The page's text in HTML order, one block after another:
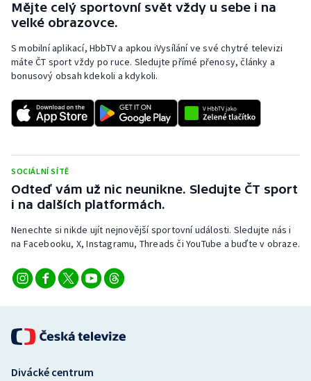
Volejbal
Ostatní
Mějte celý sportovní svět vždy u sebe i na
velké obrazovce.
S mobilní aplikací, HbbTV a apkou iVysílání ve své chytré televizi
máte ČT sport vždy po ruce. Sledujte přímé přenosy, články a
bonusový obsah kdekoli a kdykoli.
SOCIÁLNÍ SÍTĚ
Odteď vám už nic neunikne. Sledujte ČT sport
i na dalších platformách.
Nenechte si nikde ujít nejnovější sportovní události. Sledujte nás i
na Facebooku, X, Instagramu, Threads či YouTube a buďte v obraze.
Divácké centrum